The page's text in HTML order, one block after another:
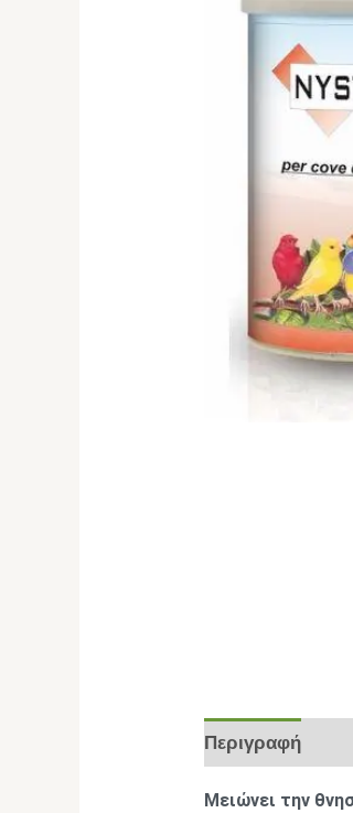
Περιγραφή
Μειώνει την